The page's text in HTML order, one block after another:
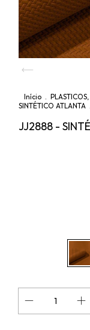
Início .
SINTÉTICO ATLANTA
JJ2888 -